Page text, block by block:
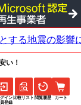
い！
グイン
登録
比較リスト 閲覧履歴 カート